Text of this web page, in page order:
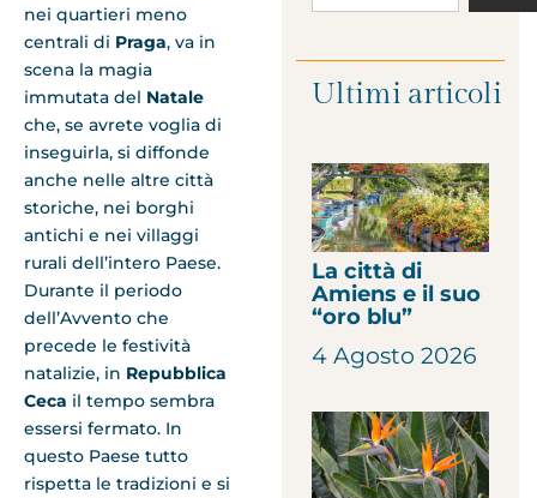
nei quartieri meno
centrali di Praga, va in
scena la magia
immutata del Natale
che, se avrete voglia di
inseguirla, si diffonde
anche nelle altre città
storiche, nei borghi
antichi e nei villaggi
rurali dell’intero Paese.
Durante il periodo
dell’Avvento che
precede le festività
natalizie, in Repubblica
Ceca il tempo sembra
essersi fermato. In
questo Paese tutto
rispetta le tradizioni e si
Ultimi articoli
La città di
Amiens e il suo
“oro blu”
4 Agosto 2026